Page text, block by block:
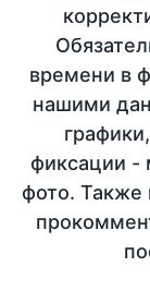
времени в
нашими
фиксации -
фото. Также